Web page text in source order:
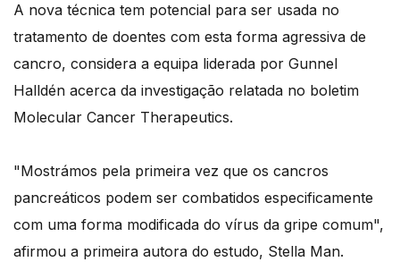
A nova técnica tem potencial para ser usada no
tratamento de doentes com esta forma agressiva de
cancro, considera a equipa liderada por Gunnel
Halldén acerca da investigação relatada no boletim
Molecular Cancer Therapeutics.
"Mostrámos pela primeira vez que os cancros
pancreáticos podem ser combatidos especificamente
com uma forma modificada do vírus da gripe comum",
afirmou a primeira autora do estudo, Stella Man.